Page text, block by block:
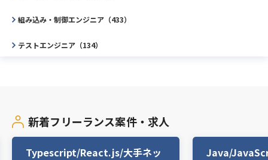
組み込み・制御エンジニア（433）
テストエンジニア（134）
プロジェクトマネージャー（PM）（1,325）
プロジェクトマネジメントオフィス（PMO）（878）
新着フリーランス案件・求人
Typescript/React.js/大手ネッ
Java/